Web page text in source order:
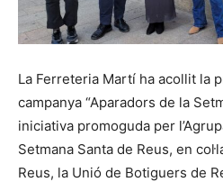
La Ferreteria Martí ha acollit la
campanya “Aparadors de la
iniciativa promoguda per
Setmana Santa de Reus, en
Reus, la Unió de Botiguers de